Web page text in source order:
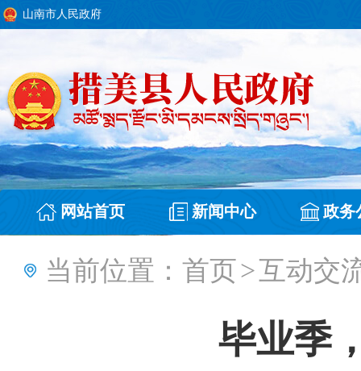
山南市人民政府
网站首页 新闻中心 政务
当前位置： 首页>互动交
毕业季